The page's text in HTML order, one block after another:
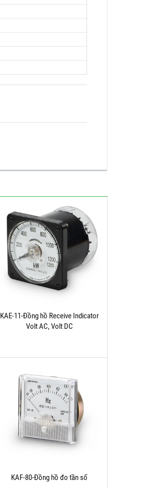
KAE-11-Đồng hồ Receive Indicator
Volt AC, Volt DC
KAF-80-Đồng hồ đo tần số